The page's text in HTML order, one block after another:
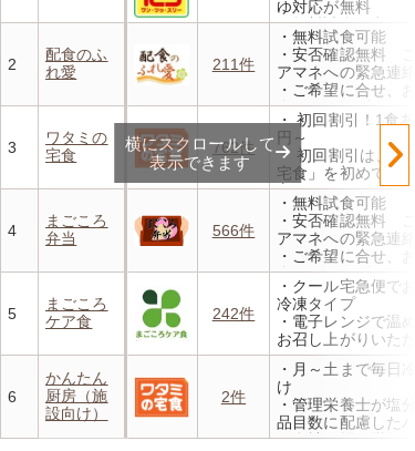
ゆ対応が無料
・無料試食・安否
対応あり
2
配食のふ
れ愛
211件
・無料試食可能
・安否確認無料 ご
アマネへの緊急連絡
・ご希望に合せ、
食、アレルギーに無
・1回だけ、1食だ
もOK
3
ワタミの
宅食
762件
・ 初回割引！1食あ
円～
・ 初回割引は、「
宅食」を初めて利用
方、または6か月以
お休みされている
なります。※「好
ず」「好い日の御
外
・香り、風味、食
るよう冷蔵でお届け
・日替わりの献立
らご利用可能
4
まごころ
弁当
566件
・無料試食可能
・安否確認無料 ご
アマネへの緊急連絡
・ご希望に合せ、
食、アレルギーに無
・1回だけ、1食だ
もOK
5
まごころ
ケア食
242件
・クール宅急便で
冷凍タイプ
・電子レンジで温
お召し上がりいただ
・メニューの組み
理栄養士にお任せ
・定期は通常価格
んと20％OFF！
6
かんたん
厨房（施
設向け）
2件
・月～土まで毎日
け
・管理栄養士が塩
品目数に配慮した
・自社工場で厳格
横にスクロールして
表示できます